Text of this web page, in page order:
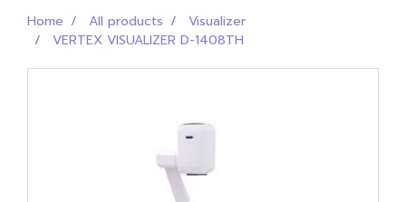
Home All products
Visualizer
VERTEX VISUALIZER D-1408TH